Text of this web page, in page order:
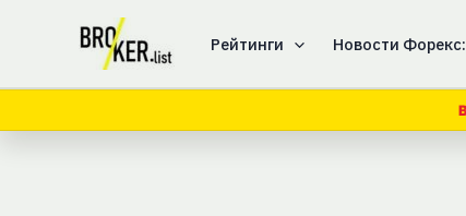
содержимому
Рейтинги Новости